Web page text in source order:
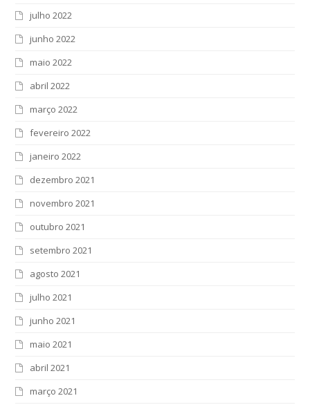
julho 2022
junho 2022
maio 2022
abril 2022
março 2022
fevereiro 2022
janeiro 2022
dezembro 2021
novembro 2021
outubro 2021
setembro 2021
agosto 2021
julho 2021
junho 2021
maio 2021
abril 2021
março 2021